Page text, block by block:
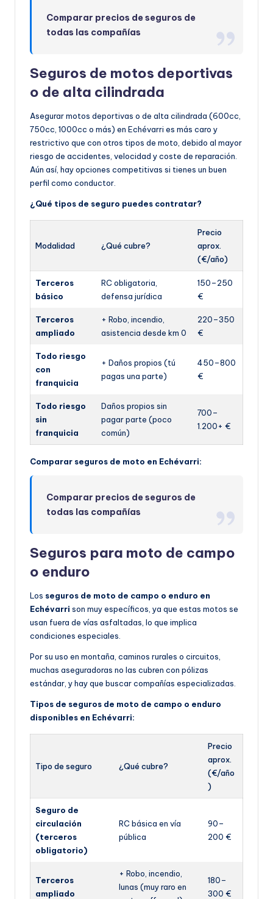
Comparar precios de seguros de
todas las compañías
Seguros de motos deportivas
o de alta cilindrada
Asegurar motos deportivas o de alta cilindrada (600cc,
750cc, 1000cc o más) en Echévarri es más caro y
restrictivo que con otros tipos de moto, debido al mayor
riesgo de accidentes, velocidad y coste de reparación.
Aún así, hay opciones competitivas si tienes un buen
perfil como conductor.
¿Qué tipos de seguro puedes contratar?
Modalidad ¿Qué cubre?
Precio
aprox.
(€/año)
Terceros
básico
RC obligatoria,
defensa jurídica
150–250
€
Terceros
ampliado
+ Robo, incendio,
asistencia desde km 0
220–350
€
Todo riesgo
con
franquicia
+ Daños propios (tú
pagas una parte)
450–800
€
Todo riesgo
sin
franquicia
Daños propios sin
pagar parte (poco
común)
700–
1.200+ €
Comparar seguros de moto en Echévarri:
Comparar precios de seguros de
todas las compañías
Seguros para moto de campo
o enduro
Los seguros de moto de campo o enduro en
Echévarri son muy específicos, ya que estas motos se
usan fuera de vías asfaltadas, lo que implica
condiciones especiales.
Por su uso en montaña, caminos rurales o circuitos,
muchas aseguradoras no las cubren con pólizas
estándar, y hay que buscar compañías especializadas.
Tipos de seguros de moto de campo o enduro
disponibles en Echévarri:
Tipo de seguro ¿Qué cubre?
Precio
aprox.
(€/año
)
Seguro de
circulación
(terceros
obligatorio)
RC básica en vía
pública
90–
200 €
Terceros
ampliado
+ Robo, incendio,
lunas (muy raro en
180–
300 €